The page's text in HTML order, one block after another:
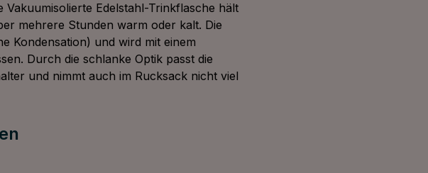
Vakuumisolierte Edelstahl-Trinkflasche hält
mehrere Stunden warm oder kalt. Die
Kondensation) und wird mit einem
Durch die schlanke Optik passt die
und nimmt auch im Rucksack nicht viel